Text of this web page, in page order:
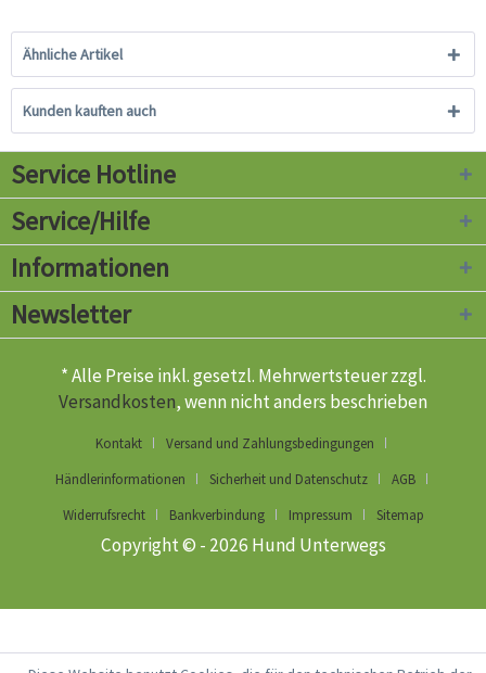
Ähnliche Artikel
Kunden kauften auch
Service Hotline
Service/Hilfe
Informationen
Newsletter
* Alle Preise inkl. gesetzl. Mehrwertsteuer zzgl.
Versandkosten, wenn nicht anders beschrieben
Kontakt
Versand und Zahlungsbedingungen
Händlerinformationen
Sicherheit und Datenschutz
AGB
Widerrufsrecht
Bankverbindung Impressum Sitemap
Copyright © - 2026 Hund Unterwegs